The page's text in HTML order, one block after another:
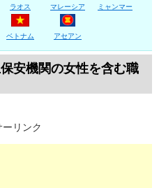
ラオス マレーシア ミャンマー
ベトナム アセアン
安機関の女性を含む職
ーリンク